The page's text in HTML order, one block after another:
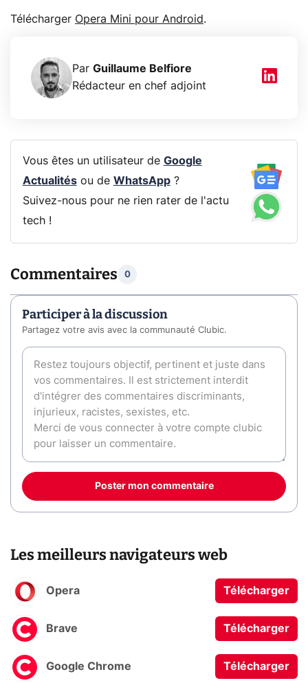
Télécharger Opera Mini pour Android.
Par Guillaume Belfiore
Rédacteur en chef adjoint
Vous êtes un utilisateur de Google
Actualitésou de WhatsApp?
Suivez-nous pour ne rien rater de l'actu
tech !
Commentaires 0
Participer à la discussion
Partagez votre avis avec la communauté Clubic.
Poster mon commentaire
Les meilleurs navigateurs web
Opera Télécharger
Brave Télécharger
Google Chrome Télécharger